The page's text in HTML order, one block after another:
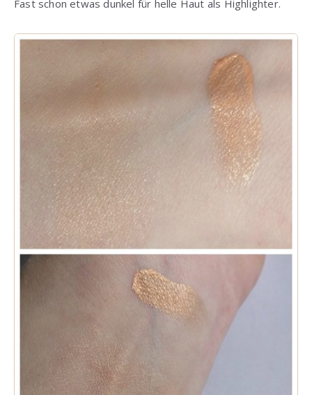
Fast schon etwas dunkel für helle Haut als Highlighter.